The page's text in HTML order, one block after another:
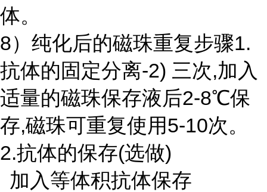
体。
8）纯化后的磁珠重复步骤1.
抗体的固定分离-2) 三次,加入
适量的磁珠保存液后2-8℃保
存,磁珠可重复使用5-10次。
2.抗体的保存(选做)
加入等体积抗体保存